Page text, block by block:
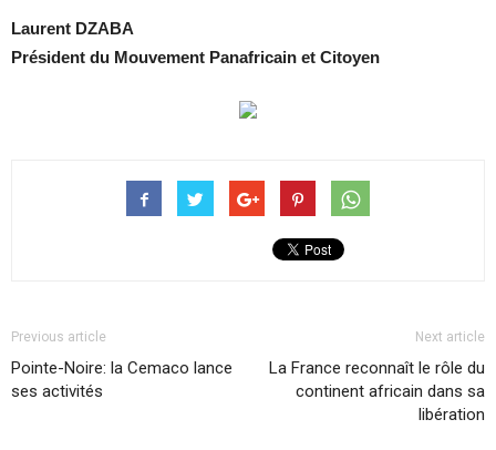
Laurent DZABA
Président du Mouvement Panafricain et Citoyen
Previous article
Pointe-Noire: la Cemaco lance
ses activités
Next article
La France reconnaît le rôle du
continent africain dans sa
libération